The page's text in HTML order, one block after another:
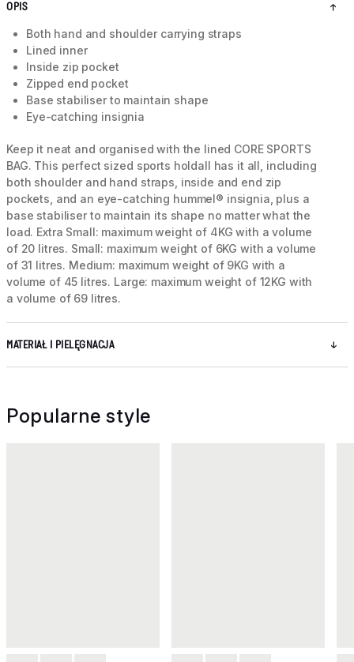
OPIS
Both hand and shoulder carrying straps
Lined inner
Inside zip pocket
Zipped end pocket
Base stabiliser to maintain shape
Eye-catching insignia
Keep it neat and organised with the lined CORE SPORTS
BAG. This perfect sized sports holdall has it all, including
both shoulder and hand straps, inside and end zip
pockets, and an eye-catching hummel® insignia, plus a
base stabiliser to maintain its shape no matter what the
load. Extra Small: maximum weight of 4KG with a volume
of 20 litres. Small: maximum weight of 6KG with a volume
of 31 litres. Medium: maximum weight of 9KG with a
volume of 45 litres. Large: maximum weight of 12KG with
a volume of 69 litres.
MATERIAŁ I PIELĘGNACJA
Popularne style